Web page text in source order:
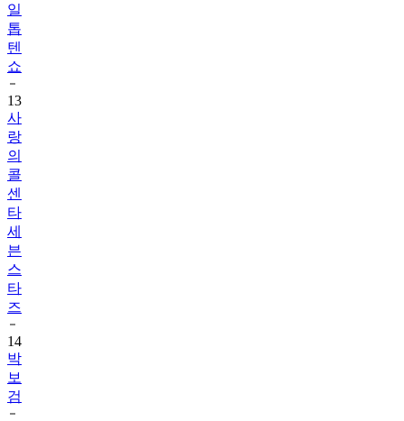
일
톱
텐
쇼
13
사
랑
의
콜
센
타
세
븐
스
타
즈
14
박
보
검